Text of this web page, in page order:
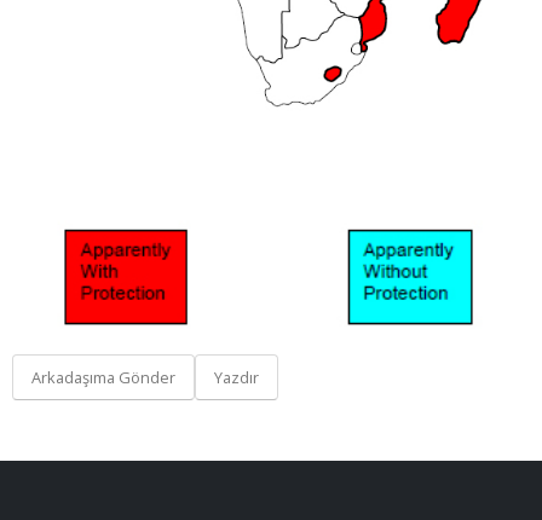
Arkadaşıma Gönder Yazdır